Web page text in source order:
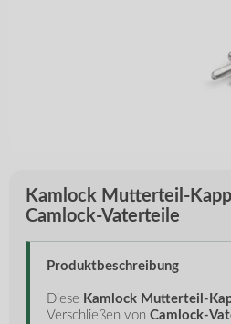
Kamlock Mutterteil-
Camlock-Vaterteile
Produktbeschreibung
Diese Kamlock Mutterteil-
Verschließen von Camlock-